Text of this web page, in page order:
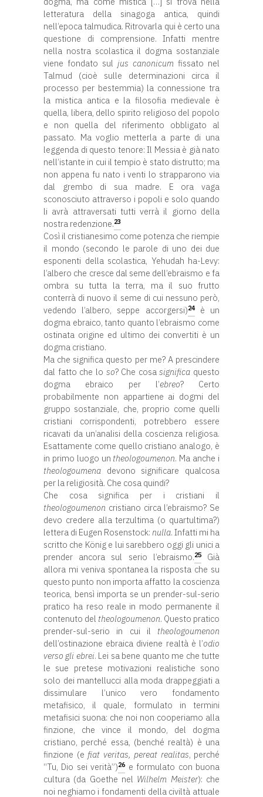
letteratura della sinagoga antica, quindi
nell’epoca talmudica. Ritrovarla qui è certo una
questione di comprensione. Infatti mentre
nella nostra scolastica il dogma sostanziale
viene fondato sul jus canonicum fissato nel
Talmud (cioè sulle determinazioni circa il
processo per bestemmia) la connessione tra
la mistica antica e la filosofia medievale è
quella, libera, dello spirito religioso del popolo
e non quella del riferimento obbligato al
passato. Ma voglio metterla a parte di una
leggenda di questo tenore: Il Messia è già nato
nell’istante in cui il tempio è stato distrutto; ma
non appena fu nato i venti lo strapparono via
dal grembo di sua madre. E ora vaga
sconosciuto attraverso i popoli e solo quando
li avrà attraversati tutti verrà il giorno della
nostra redenzione.23
Così il cristianesimo come potenza che riempie
il mondo (secondo le parole di uno dei due
esponenti della scolastica, Yehudah ha-Levy:
l’albero che cresce dal seme dell’ebraismo e fa
ombra su tutta la terra, ma il suo frutto
conterrà di nuovo il seme di cui nessuno però,
vedendo l’albero, seppe accorgersi)24è un
dogma ebraico, tanto quanto l’ebraismo come
ostinata origine ed ultimo dei convertiti è un
dogma cristiano.
Ma che significa questo per me? A prescindere
dal fatto che lo so? Che cosasignifica questo
dogma ebraico per l’ebreo? Certo
probabilmente non appartiene ai dogmi del
gruppo sostanziale, che, proprio come quelli
cristiani corrispondenti, potrebbero essere
ricavati da un’analisi della coscienza religiosa.
Esattamente come quello cristiano analogo, è
in primo luogo un theologoumenon. Ma anche i
theologoumena devono significare qualcosa
per la religiosità. Che cosa quindi?
Che cosa significa per i cristiani il
theologoumenon cristiano circa l’ebraismo? Se
devo credere alla terzultima (o quartultima?)
lettera di Eugen Rosenstock: nulla. Infatti mi ha
scritto che König e lui sarebbero oggi gli unici a
prender ancora sul serio l’ebraismo.25Già
allora mi veniva spontanea la risposta che su
questo punto non importa affatto la coscienza
teorica, bensì importa se un prender-sul-serio
pratico ha reso reale in modo permanente il
contenuto del theologoumenon. Questo pratico
prender-sul-serio in cui il theologoumenon
dell’ostinazione ebraica diviene realtà è l’odio
verso gli ebrei. Lei sa bene quanto me che tutte
le sue pretese motivazioni realistiche sono
solo dei mantellucci alla moda drappeggiati a
dissimulare l’unico vero fondamento
metafisico, il quale, formulato in termini
metafisici suona: che noi non cooperiamo alla
finzione, che vince il mondo, del dogma
cristiano, perché essa, (benché realtà) è una
finzione (e fiat veritas, pereat realitas, perché
“Tu, Dio sei verità”)26 e formulato con buona
cultura (da Goethe nel Wilhelm Meister): che
noi neghiamo i fondamenti della civiltà attuale